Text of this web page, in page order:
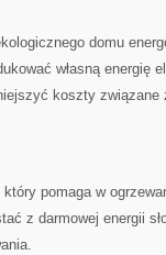
domu
‍własną energię
koszty ⁤związane
pomaga w
z darmowej energii